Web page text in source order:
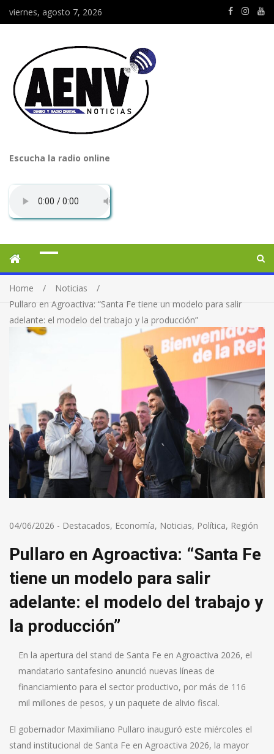
viernes, agosto 7, 2026
Escucha la radio online
Home
Noticias
Pullaro en Agroactiva: “Santa Fe tiene un modelo para salir
adelante: el modelo del trabajo y la producción”
04/06/2026 - Destacados, Economía, Noticias, Política, Región
Pullaro en Agroactiva: “Santa Fe
tiene un modelo para salir
adelante: el modelo del trabajo y
la producción”
En la apertura del stand de Santa Fe en Agroactiva 2026, el
mandatario santafesino anunció nuevas líneas de
financiamiento para el sector productivo, por más de 116
mil millones de pesos, y un paquete de alivio fiscal.
El gobernador Maximiliano Pullaro inauguró este miércoles el
stand institucional de Santa Fe en Agroactiva 2026, la mayor